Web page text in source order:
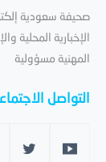
صحيفة سعودية
الإخبارية المحلية
المهنية مسؤولية
التواصل